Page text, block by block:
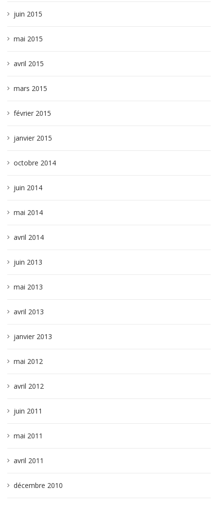
juin 2015
mai 2015
avril 2015
mars 2015
février 2015
janvier 2015
octobre 2014
juin 2014
mai 2014
avril 2014
juin 2013
mai 2013
avril 2013
janvier 2013
mai 2012
avril 2012
juin 2011
mai 2011
avril 2011
décembre 2010